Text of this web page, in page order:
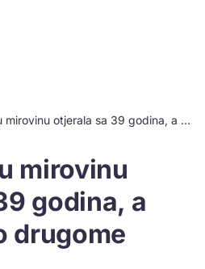
Bolest ih je u mirovinu otjerala sa 39 godina, a danas jedno drugome pomažu
mirovinu
godina, a
drugome